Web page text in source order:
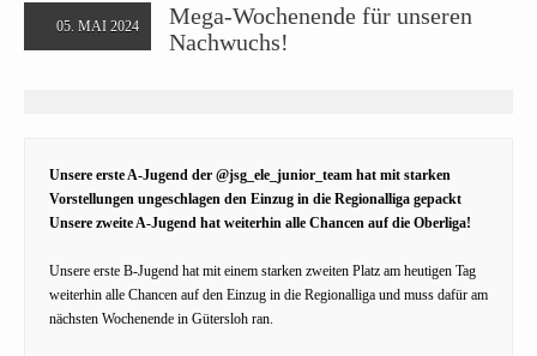
05. MAI 2024
Mega-Wochenende für unseren
Nachwuchs!
Unsere erste A-Jugend der @jsg_ele_junior_team hat mit starken
Vorstellungen ungeschlagen den Einzug in die Regionalliga gepackt
Unsere zweite A-Jugend hat weiterhin alle Chancen auf die Oberliga!
Unsere erste B-Jugend hat mit einem starken zweiten Platz am heutigen Tag
weiterhin alle Chancen auf den Einzug in die Regionalliga und muss dafür am
nächsten Wochenende in Gütersloh ran.